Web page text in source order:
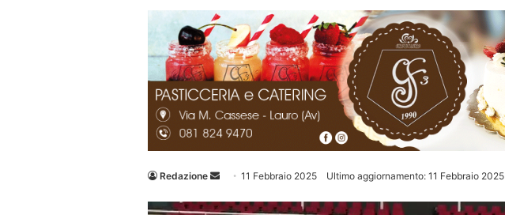
Redazione
Invia 11 Febbraio 2025 Ultimo aggiornamento: 11 Febbraio 2025